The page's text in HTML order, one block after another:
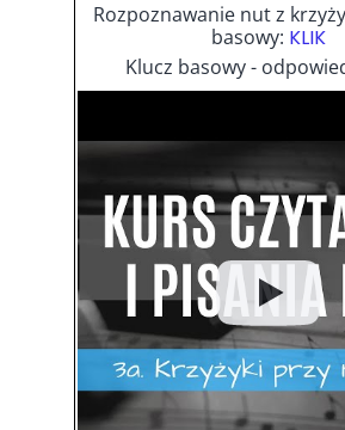
Rozpoznawanie nut z
basowy: KLIK
Klucz basowy -